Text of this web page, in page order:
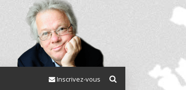
Inscrivez-vous